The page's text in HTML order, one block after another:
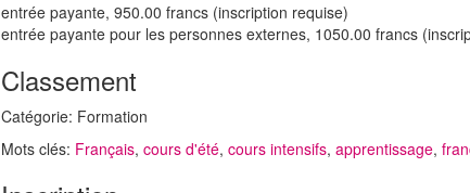
entrée payante, 950.00 francs (inscription requise)
entrée payante pour les personnes externes, 1050.00 francs
Classement
Catégorie: Formation
Mots clés: Français, cours d'été, cours intensifs, apprentissage,